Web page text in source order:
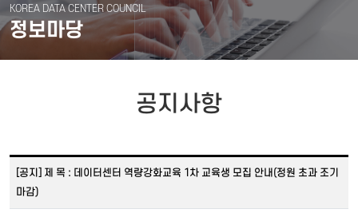
KOREA DATA CENTER COUNCIL
정보마당
공지사항
[공지] 제 목 : 데이터센터 역량강화교육 1차 교육생 모집 안내(정원 초과 조기
마감)